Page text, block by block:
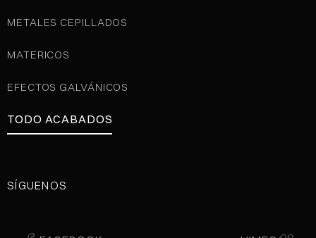
METALES CEPILLADOS
MATERICOS
EFECTOS GALVÁNICOS
TODO ACABADOS
SÍGUENOS